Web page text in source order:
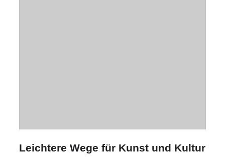
Leichtere Wege für Kunst und Kultur